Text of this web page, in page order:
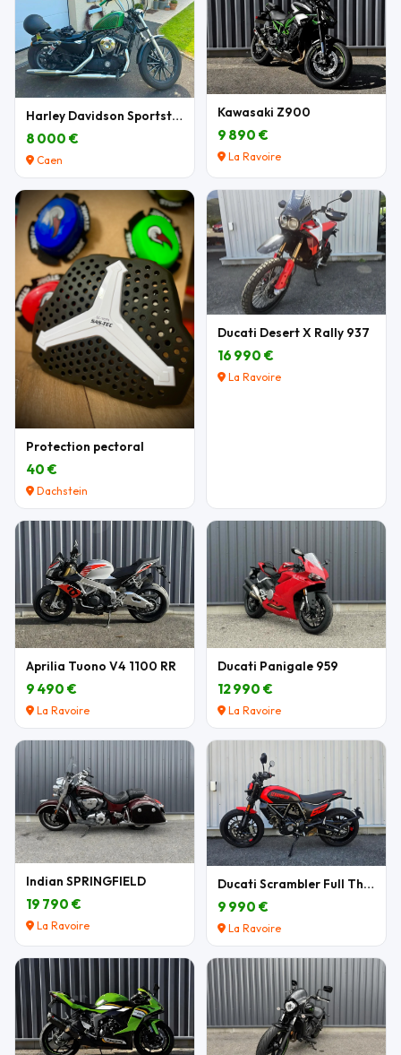
Harley Davidson Sportster 883 XL
8 000 €
Caen
Kawasaki Z900
9 890 €
La Ravoire
Protection pectoral
40 €
Dachstein
Ducati Desert X Rally 937
16 990 €
La Ravoire
Aprilia Tuono V4 1100 RR
9 490 €
La Ravoire
Ducati Panigale 959
12 990 €
La Ravoire
Indian SPRINGFIELD
19 790 €
La Ravoire
Ducati Scrambler Full Throttle 803 cm3
9 990 €
La Ravoire